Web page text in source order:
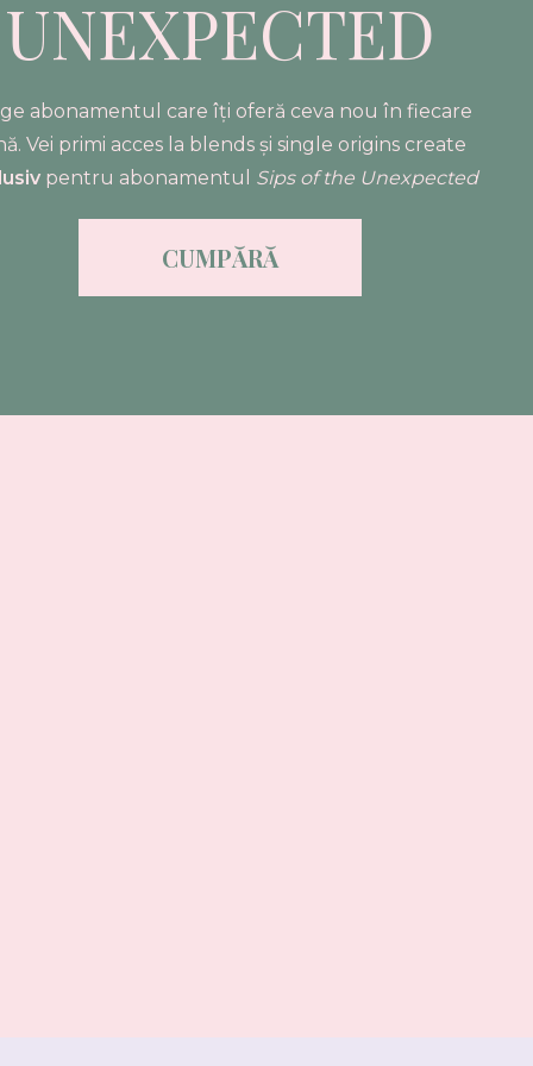
UNEXPECTED
abonamentul care îți oferă ceva nou în fiecare
Vei primi acces la blends și single origins create
pentru abonamentul Sips of the Unexpected
CUMPĂRĂ